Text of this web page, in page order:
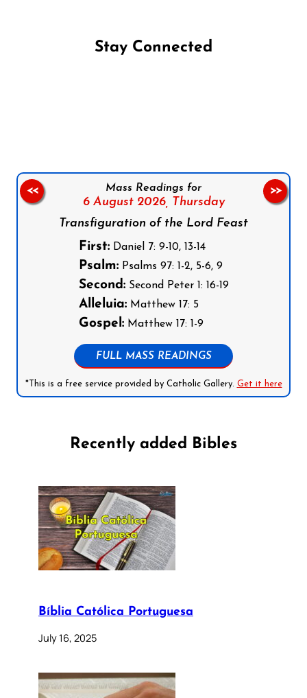
Stay Connected
Mass Readings for
6 August 2026, Thursday
Transfiguration of the Lord Feast
First:Daniel 7: 9-10, 13-14
Psalm:Psalms 97: 1-2, 5-6, 9
Second:Second Peter 1: 16-19
Alleluia:Matthew 17: 5
Gospel:Matthew 17: 1-9
FULL MASS READINGS
*This is a free service provided by Catholic Gallery. Get it here
<< >>
Recently added Bibles
Bíblia Católica Portuguesa
July 16, 2025